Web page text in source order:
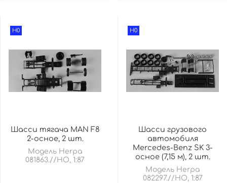
H0
Шасси тягача MAN F8
2-осное, 2 шт.
Модель Herpa
081863.//HO, 1:87
H0
Шасси грузового
автомобиля
Mercedes-Benz SK 3-
осное (7,15 м), 2 шт.
Модель Herpa
082297.//HO, 1:87